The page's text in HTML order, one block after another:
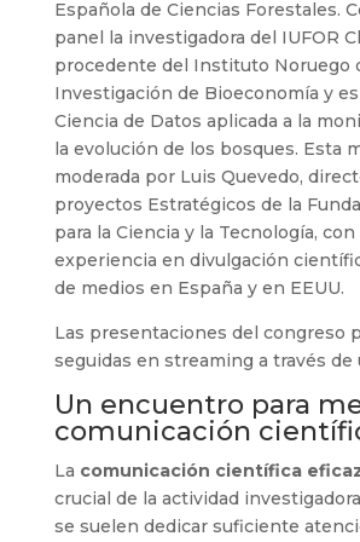
Española de Ciencias Forestales.
panel la investigadora del IUFOR
procedente del Instituto Noruego
Investigación de Bioeconomía y
Ciencia de Datos aplicada a la
la evolución de los bosques. Esta
moderada por Luis Quevedo,
proyectos Estratégicos de la
para la Ciencia y la Tecnología,
experiencia en divulgación
de medios en España y en EEUU.
Las presentaciones del congreso
seguidas en streaming a través de
Un encuentro para
comunicación
La comunicación científica
crucial de la actividad
se suelen dedicar suficiente